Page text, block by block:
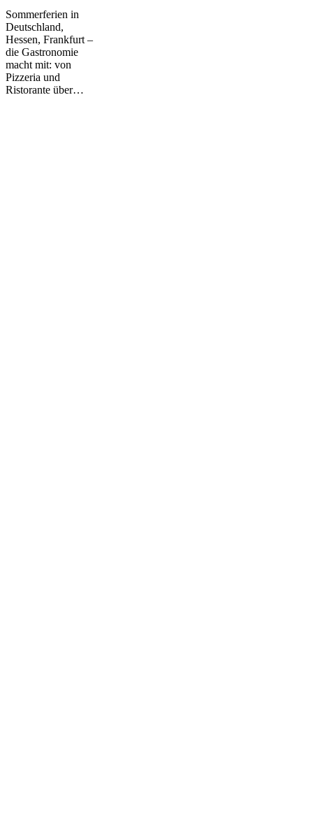
Sommerferien in
Deutschland,
Hessen, Frankfurt –
die Gastronomie
macht mit: von
Pizzeria und
Ristorante über…